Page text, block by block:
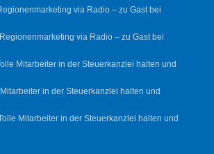
via Radio – zu Gast bei
Regionenmarketing via Radio – zu Gast bei
Mitarbeiter in der Steuerkanzlei halten und
in der Steuerkanzlei halten und
Mitarbeiter in der Steuerkanzlei halten und